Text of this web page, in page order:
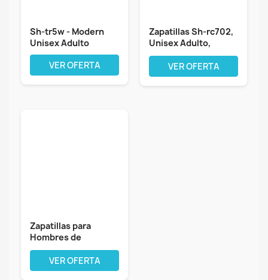
Sh-tr5w - Modern
Unisex Adulto
VER OFERTA
Zapatillas Sh-rc702,
Unisex Adulto,
Multicolor,...
VER OFERTA
Zapatillas para
Hombres de
montaña en
Bicicleta...
VER OFERTA